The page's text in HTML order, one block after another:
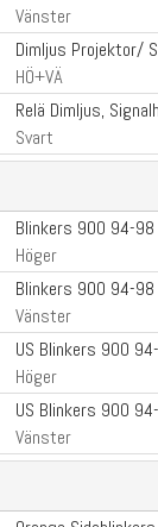
Vänster
Dimljus Projektor/
HÖ+VÄ
Relä Dimljus,
Svart
Blinkers 900 94-
Höger
Blinkers 900 94-
Vänster
US Blinkers 900
Höger
US Blinkers 900
Vänster